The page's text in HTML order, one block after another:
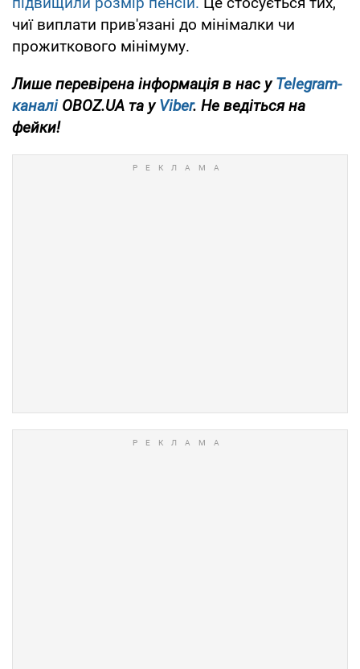
чиї виплати прив'язані до мінімалки чи
прожиткового мінімуму.
Лише перевірена інформація в нас уTelegram-
каналіOBOZ.UA та уViber. Не ведіться на
фейки!